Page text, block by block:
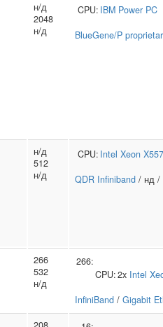
н/д
2048
н/д
CPU: IBM Power PC
BlueGene/P
н/д
512
н/д
CPU: Intel Xeon
QDR Infiniband / нд /
266
532
н/д
266:
CPU:2x Intel
InfiniBand / Gigabit